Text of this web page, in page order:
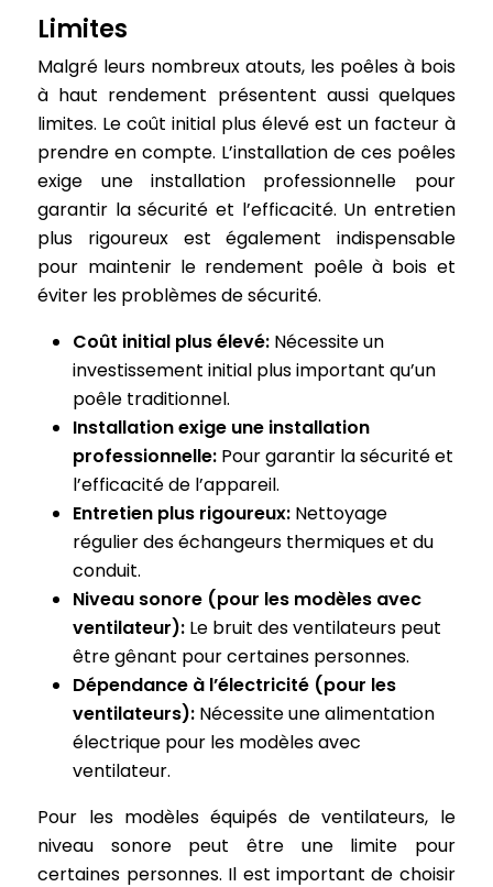
Limites
Malgré leurs nombreux atouts, les poêles à bois
à haut rendement présentent aussi quelques
limites. Le coût initial plus élevé est un facteur à
prendre en compte. L’installation de ces poêles
exige une installation professionnelle pour
garantir la sécurité et l’efficacité. Un entretien
plus rigoureux est également indispensable
pour maintenir le rendement poêle à bois et
éviter les problèmes de sécurité.
Coût initial plus élevé: Nécessite un
investissement initial plus important qu’un
poêle traditionnel.
Installation exige une installation
professionnelle: Pour garantir la sécurité et
l’efficacité de l’appareil.
Entretien plus rigoureux: Nettoyage
régulier des échangeurs thermiques et du
conduit.
Niveau sonore (pour les modèles avec
ventilateur): Le bruit des ventilateurs peut
être gênant pour certaines personnes.
Dépendance à l’électricité (pour les
ventilateurs): Nécessite une alimentation
électrique pour les modèles avec
ventilateur.
Pour les modèles équipés de ventilateurs, le
niveau sonore peut être une limite pour
certaines personnes. Il est important de choisir